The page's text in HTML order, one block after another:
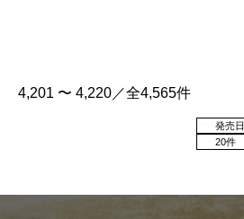
4,201 〜 4,220／全4,565件
20件